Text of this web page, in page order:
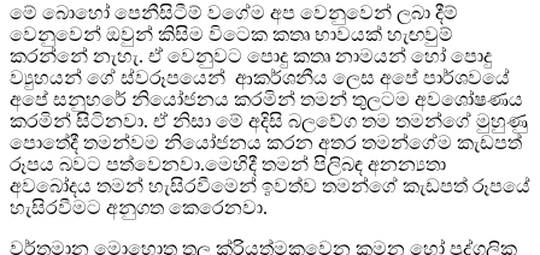
මේ බොහෝ පෙනීසිටීම් වගේම අප වෙනුවෙන් ලබා දීම්
වෙනුවෙන් ඔවුන් කිසිම විටෙක කතෘ භාවයක් හැඟවුම්
කරන්නේ නැහැ. ඒ වෙනුවට පොදු කතෘ නාමයන් හෝ පොදු
ව්‍යුහයන් ගේ ස්වරූපයෙන් ආකර්ශනීය ලෙස අපේ පාර්ශවයේ
අපේ සනුහරේ නියෝජනය කරමින් තමන් තුලටම අවශෝෂණය
කරමින් සිටිනවා. ඒ නිසා මේ අදිසි බලවේග තම තමන්ගේ මුහුණු
පොතේදී තමන්වම නියෝජනය කරන අතර තමන්ගේම කැඩපත්
රූපය බවට පත්වෙනවා.මෙහිදී තමන් පිලිබඳ අනන්‍යතා
අවබෝදය තමන් හැසිරවීමෙන් ඉවත්ව තමන්ගේ කැඩපත් රූපයේ
හැසිරවීමට අනුගත කෙරෙනවා.
වර්තමාන මොහොත තුල ක්රියත්මකවෙන කුමන හෝ පුද්ගලික